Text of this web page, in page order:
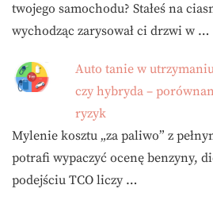
twojego samochodu? Stałeś na
wychodząc zarysował ci drzwi w …
Auto tanie w
czy hybryda –
ryzyk
Mylenie kosztu „za paliwo” z
potrafi wypaczyć ocenę benzyny,
podejściu TCO liczy …